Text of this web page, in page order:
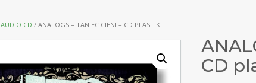
AUDIO CD / ANALOGS – TANIEC CIENI – CD PLASTIK
CD